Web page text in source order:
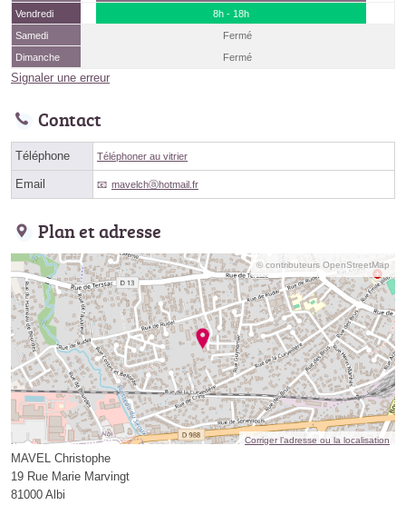
Vendredi
8h - 18h
Samedi
Fermé
Dimanche
Fermé
Signaler une erreur
Contact
Téléphone Téléphoner au vitrier
Email mavelchⓐhotmail.fr
Plan et adresse
© contributeurs OpenStreetMap
Corriger l’adresse ou la localisation
MAVEL Christophe
19 Rue Marie Marvingt
81000 Albi